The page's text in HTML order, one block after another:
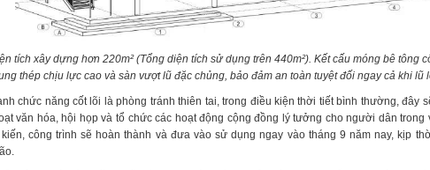
tích xây dựng hơn 220m² (Tổng diện tích sử dụng trên 440m²). Kết cấu móng bê tông
thép chịu lực cao và sàn vượt lũ đặc chủng, bảo đảm an toàn tuyệt đối ngay cả khi lũ
chức năng cốt lõi là phòng tránh thiên tai, trong điều kiện thời tiết bình thường, đây
văn hóa, hội họp và tổ chức các hoạt động cộng đồng lý tưởng cho người dân trong
công trình sẽ hoàn thành và đưa vào sử dụng ngay vào tháng 9 năm nay, kịp